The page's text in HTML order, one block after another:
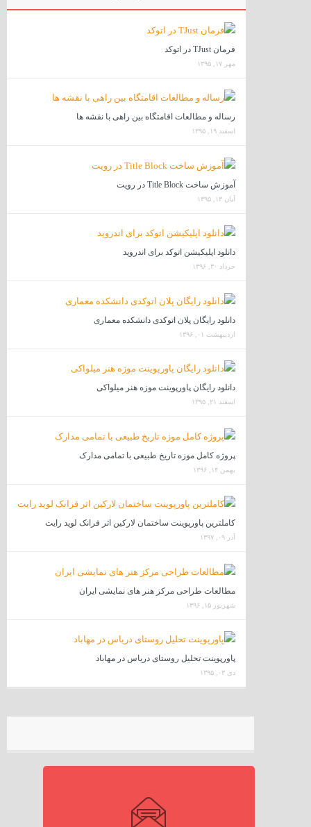
فرمان TJust در اتوکد
مهر ۱۷, ۱۳۹۵
رساله و مطالعات اقامتگاه بین راهی با نقشه ها
اسفند ۱۹, ۱۳۹۵
آموزش ساخت Title Block در رویت
آبان ۱۳, ۱۳۹۵
دانلود اپلیکیشن اتوکد برای اندروید
خرداد ۳۰, ۱۳۹۶
دانلود رایگان پلان اتوکدی دانشکده معماری
اردیبهشت ۰۱, ۱۳۹۶
دانلود رایگان پاورپوینت موزه هنر میلواکی
اسفند ۲۱, ۱۳۹۵
پروژه کامل موزه تاریخ طبیعی با تمامی مدارک
بهمن ۱۴, ۱۳۹۶
کاملترین پاورپوینت ساختمان لارکین اثر فرانک لوید رایت
آذر ۰۹, ۱۳۹۷
مطالعات طراحی مرکز هنر های نمایشی ایران
شهریور ۱۵, ۱۳۹۶
پاورپوینت تحلیل روستای دریاس در مهاباد
دی ۰۳, ۱۳۹۵